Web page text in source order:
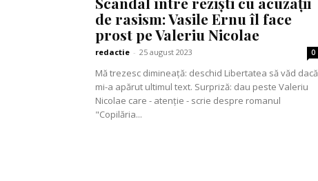
de rasism: Vasile Ernu îl face
prost pe Valeriu Nicolae
redactie - 25 august 2023 0
Mă trezesc dimineață: deschid Libertatea să văd dacă
mi-a apărut ultimul text. Surpriză: dau peste Valeriu
Nicolae care - atenție - scrie despre romanul
"Copilăria...